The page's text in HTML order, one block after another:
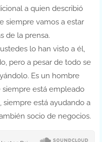
a quien describió
siempre vamos a estar
de la prensa.
lo han visto a él,
pero a pesar de todo se
Es un hombre
está empleado
siempre está ayudando a
socio de negocios.